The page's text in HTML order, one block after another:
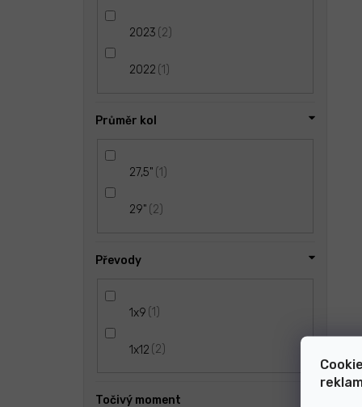
2023 2
2022 1
Průměr kol
27,5" 1
29" 2
Převody
1x9 1
1x12 2
Točivý moment